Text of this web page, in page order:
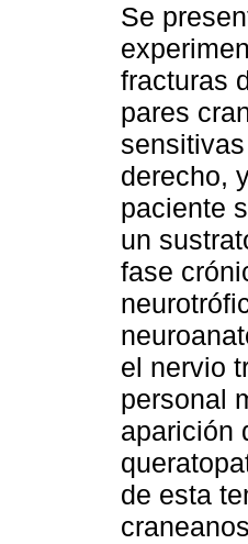
Se
fracturas
pares
derecho,
paciente
un
fase
el nervio
personal
aparición
de esta